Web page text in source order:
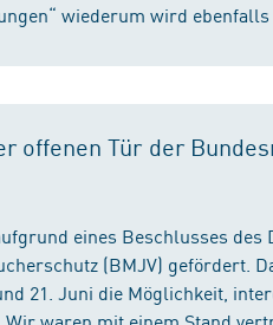
wiederum wird
offenen Tür der
eines Beschlusses des
(BMJV) gefördert.
21. Juni die Möglichkeit,